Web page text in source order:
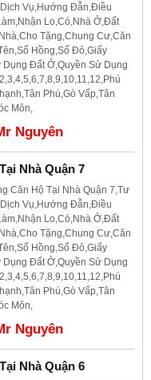
Vụ,Hướng Đẫn,Điều
Lo,Có,Nhà Ở,Đất
Tặng,Chung Cư,Căn
Hồng,Sổ Đỏ,Giấy
Đất Ở,Quyền Sử Dụng
Phú,Gò Vấp,Tân
Môn,
Nguyên
Nhà Quận 7
Căn Hộ Tại Nhà Quận 7,Tư
Vụ,Hướng Đẫn,Điều
Lo,Có,Nhà Ở,Đất
Tặng,Chung Cư,Căn
Hồng,Sổ Đỏ,Giấy
Đất Ở,Quyền Sử Dụng
Phú,Gò Vấp,Tân
Môn,
Nguyên
Nhà Quận 6